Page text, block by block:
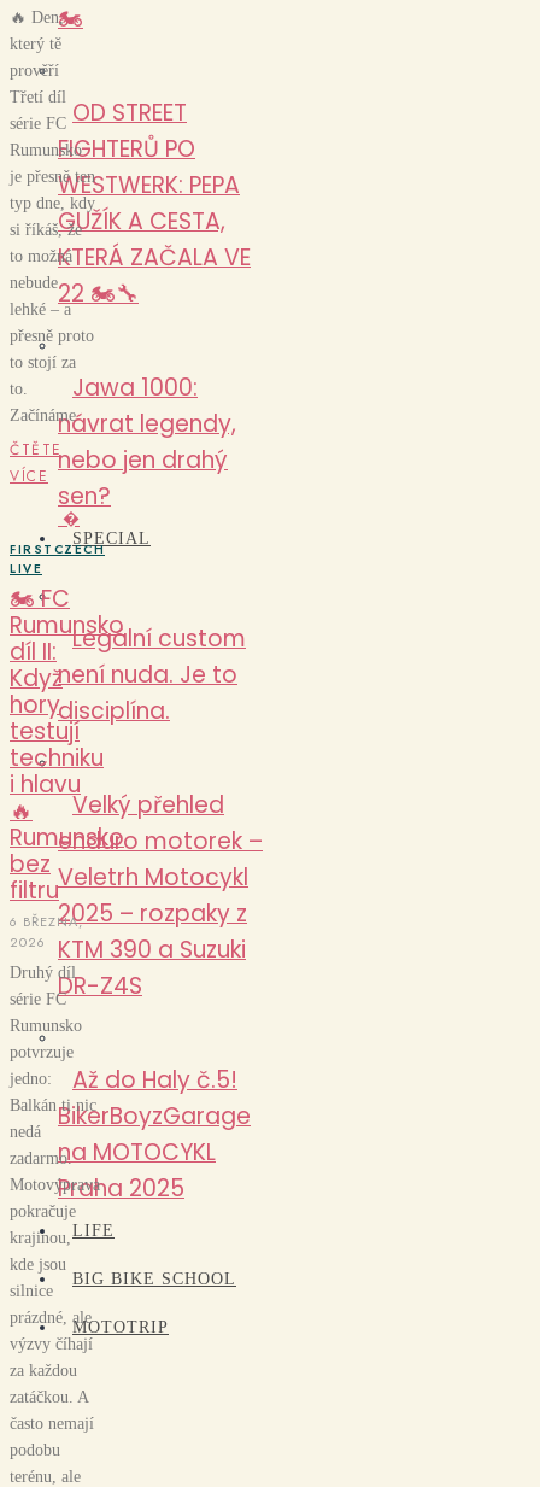
🏍️
OD STREET
FIGHTERŮ PO
WESTWERK: PEPA
GUŽÍK A CESTA,
KTERÁ ZAČALA VE
22 🏍️🔧
Jawa 1000:
návrat legendy,
nebo jen drahý
sen?
SPECIAL
Legální custom
není nuda. Je to
disciplína.
Velký přehled
enduro motorek –
Veletrh Motocykl
2025 – rozpaky z
KTM 390 a Suzuki
DR-Z4S
Až do Haly č.5!
BikerBoyzGarage
na MOTOCYKL
Praha 2025
LIFE
BIG BIKE SCHOOL
MOTOTRIP
🔥 Den,
který tě
prověří
Třetí díl
série FC
Rumunsko
je přesně ten
typ dne, kdy
si říkáš, že
to možná
nebude
lehké – a
přesně proto
to stojí za
to.
Začínáme
ČTĚTE
VÍCE
�
FIRSTCZECH
LIVE
🏍️ FC
Rumunsko
díl II:
Když
hory
testují
techniku
i hlavu
🔥
Rumunsko
bez
filtru
6 BŘEZNA,
2026
Druhý díl
série FC
Rumunsko
potvrzuje
jedno:
Balkán ti nic
nedá
zadarmo.
Motovýprava
pokračuje
krajinou,
kde jsou
silnice
prázdné, ale
výzvy číhají
za každou
zatáčkou. A
často nemají
podobu
terénu, ale